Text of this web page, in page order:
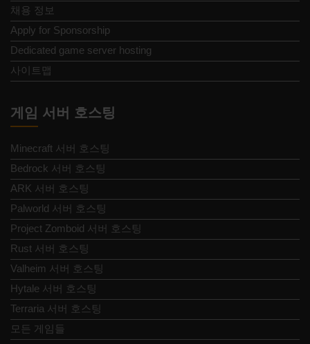
채용 정보
Apply for Sponsorship
Dedicated game server hosting
사이트맵
게임 서버 호스팅
Minecraft 서버 호스팅
Bedrock 서버 호스팅
ARK 서버 호스팅
Palworld 서버 호스팅
Project Zomboid 서버 호스팅
Rust 서버 호스팅
Valheim 서버 호스팅
Hytale 서버 호스팅
Terraria 서버 호스팅
모든 게임들